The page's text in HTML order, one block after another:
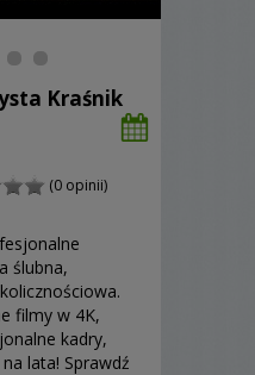
Kraśnik
(0 opinii)
ślubna,
filmy w 4K,
kadry,
lata! Sprawdź